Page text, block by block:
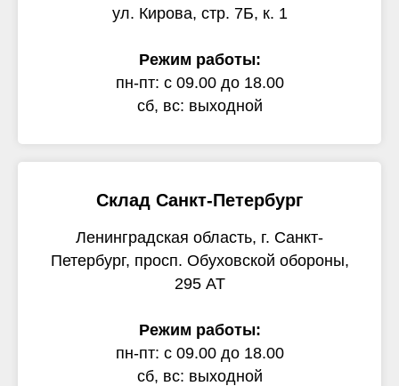
ул. Кирова, стр. 7Б, к. 1
Режим работы:
пн-пт: с 09.00 до 18.00
сб, вс: выходной
Склад Санкт-Петербург
Ленинградская область, г. Санкт-
Петербург, просп. Обуховской обороны,
295 АТ
Режим работы:
пн-пт: с 09.00 до 18.00
сб, вс: выходной